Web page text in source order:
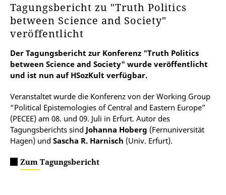
Tagungsbericht zu "Truth Politics
between Science and Society"
veröffentlicht
Der Tagungsbericht zur Konferenz "Truth Politics
between Science and Society" wurde veröffentlicht
und ist nun auf HSozKult verfügbar.
Veranstaltet wurde die Konferenz von der Working Group
“Political Epistemologies of Central and Eastern Europe”
(PECEE) am 08. und 09. Juli in Erfurt. Autor des
Tagungsberichts sind Johanna Hoberg (Fernuniversität
Hagen) und Sascha R. Harnisch (Univ. Erfurt).
Zum Tagungsbericht